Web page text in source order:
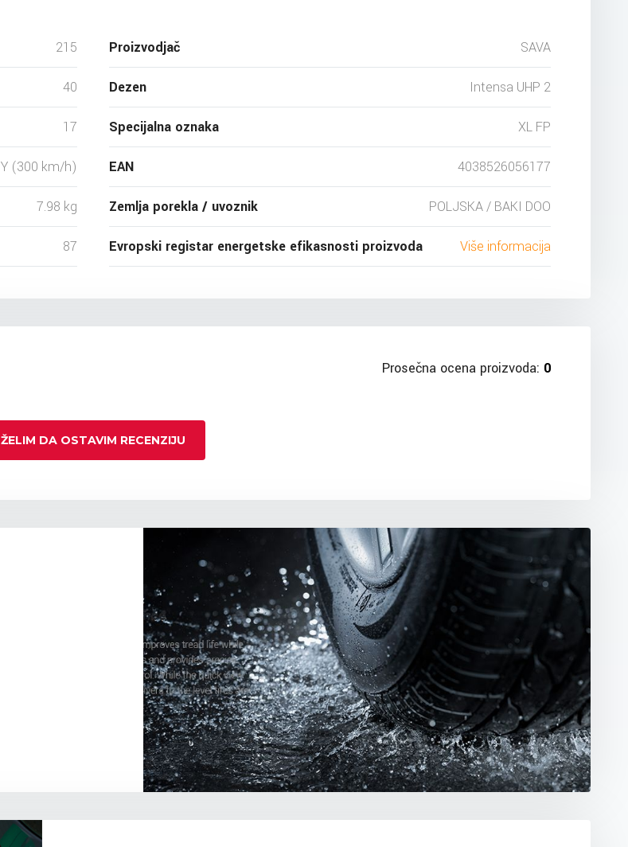
215
40
17
Y (300 km/h)
7.98 kg
87
Proizvodjač SAVA
Dezen Intensa UHP 2
Specijalna oznaka XL FP
EAN 4038526056177
Zemlja porekla / uvoznik POLJSKA / BAKI DOO
Evropski registar energetske efikasnosti proizvoda Više informacija
Prosečna ocena proizvoda: 0
ŽELIM DA OSTAVIM RECENZIJU